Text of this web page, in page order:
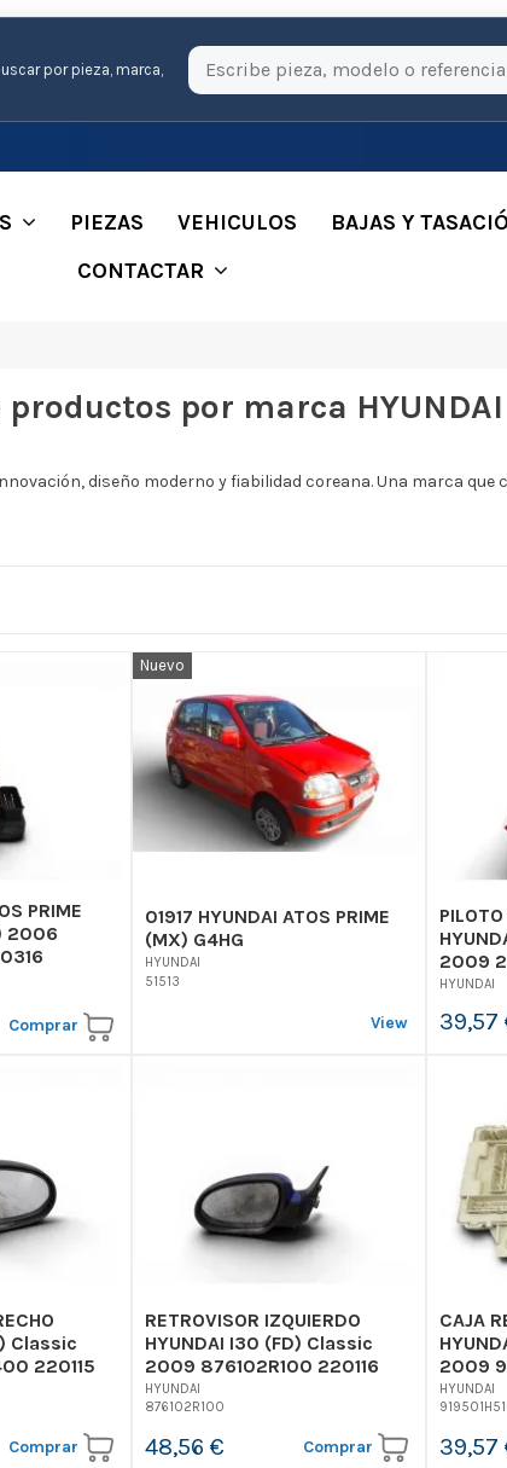
por pieza, marca,
PIEZAS VEHICULOS
BAJAS Y
CONTACTAR
productos por marca HYUNDAI
diseño moderno y fiabilidad coreana. Una marca
PRIME
2006
Comprar
Nuevo
01917 HYUNDAI ATOS PRIME
(MX) G4HG
HYUNDAI
51513
View
2009
HYUNDAI
39,57
Classic
220115
Comprar
RETROVISOR IZQUIERDO
HYUNDAI I30 (FD) Classic
2009 876102R100 220116
HYUNDAI
876102R100
48,56 € Comprar
CAJA
2009
HYUNDAI
39,57